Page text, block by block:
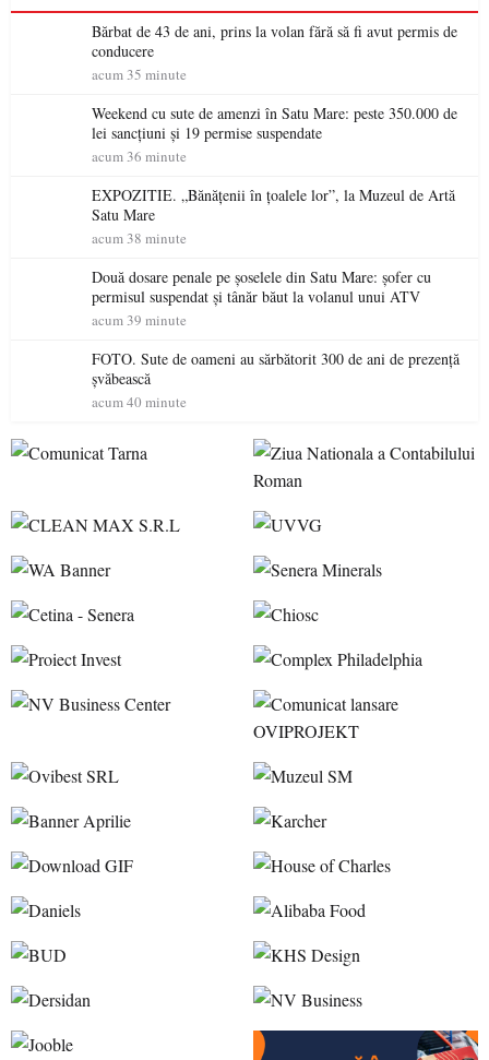
Bărbat de 43 de ani, prins la volan fără să fi avut permis de
conducere
acum 35 minute
Weekend cu sute de amenzi în Satu Mare: peste 350.000 de
lei sancțiuni și 19 permise suspendate
acum 36 minute
EXPOZITIE. „Bănățenii în țoalele lor”, la Muzeul de Artă
Satu Mare
acum 38 minute
Două dosare penale pe șoselele din Satu Mare: șofer cu
permisul suspendat și tânăr băut la volanul unui ATV
acum 39 minute
FOTO. Sute de oameni au sărbătorit 300 de ani de prezență
șvăbească
acum 40 minute